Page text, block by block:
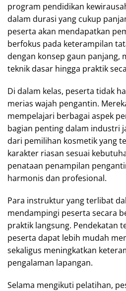
program pendidikan
dalam durasi yang cukup
peserta akan mendapatkan
berfokus pada keterampilan
dengan konsep gaun panjang,
teknik dasar hingga praktik
Di dalam kelas, peserta tidak
merias wajah pengantin.
mempelajari berbagai aspek
bagian penting dalam industri
dari pemilihan kosmetik yang
karakter riasan sesuai
penataan penampilan
harmonis dan profesional.
Para instruktur yang terlibat
mendampingi peserta secara
praktik langsung. Pendekatan
peserta dapat lebih mudah
sekaligus meningkatkan
pengalaman lapangan.
Selama mengikuti pelatihan,